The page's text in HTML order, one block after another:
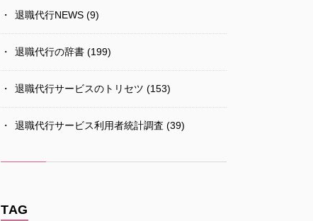
退職代行NEWS (9)
退職代行の辞書 (199)
退職代行サービスのトリセツ (153)
退職代行サービス利用者統計調査 (39)
TAG